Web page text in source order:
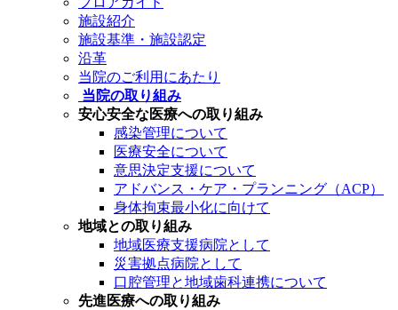
施設紹介
施設基準・施設認定
沿革
当院のご利用にあたり
当院の取り組み
安心安全な医療への取り組み
感染管理について
医療安全について
意思決定支援について
アドバンス・ケア・プランニング（ACP）
身体拘束最小化に向けて
地域との取り組み
地域医療支援病院として
災害拠点病院として
口腔管理と地域歯科連携について
先進医療への取り組み